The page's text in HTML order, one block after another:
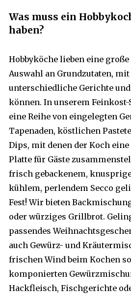
Was muss ein
haben?
Hobbyköche lieben eine
Auswahl an Grundzutaten,
unterschiedliche Gerichte
können. In unserem
eine Reihe von eingelegten
Tapenaden, köstlichen
Dips, mit denen der Koch
Platte für Gäste
frisch gebackenem,
kühlem, perlendem Secco
Fest! Wir bieten
oder würziges Grillbrot.
passendes
auch Gewürz- und
frischen Wind beim Kochen
komponierten
Hackfleisch, Fischgerichte